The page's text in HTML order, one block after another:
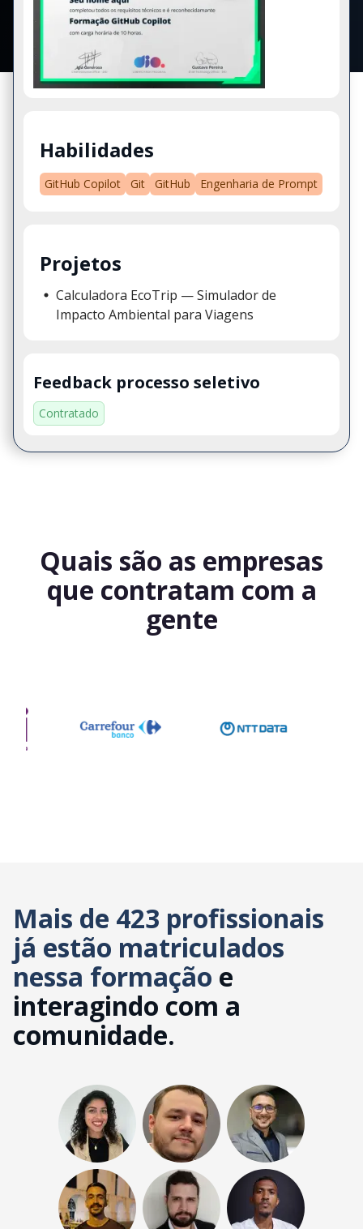
Habilidades
GitHub Copilot Git GitHub Engenharia de Prompt
Projetos
Calculadora EcoTrip — Simulador de
Impacto Ambiental para Viagens
Feedback processo seletivo
Contratado
Quais são as empresas
que contratam com a
gente
Mais de 423 profissionais
já estão matriculados
nessa formação e
interagindo com a
comunidade.